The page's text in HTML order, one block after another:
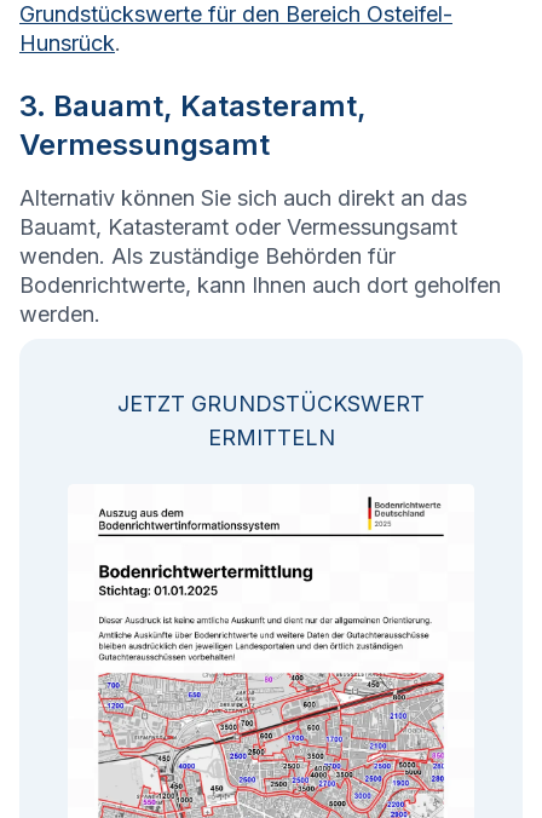
Grundstückswerte für den Bereich Osteifel-
Hunsrück.
3. Bauamt, Katasteramt,
Vermessungsamt
Alternativ können Sie sich auch direkt an das
Bauamt, Katasteramt oder Vermessungsamt
wenden. Als zuständige Behörden für
Bodenrichtwerte, kann Ihnen auch dort geholfen
werden.
JETZT GRUNDSTÜCKSWERT
ERMITTELN